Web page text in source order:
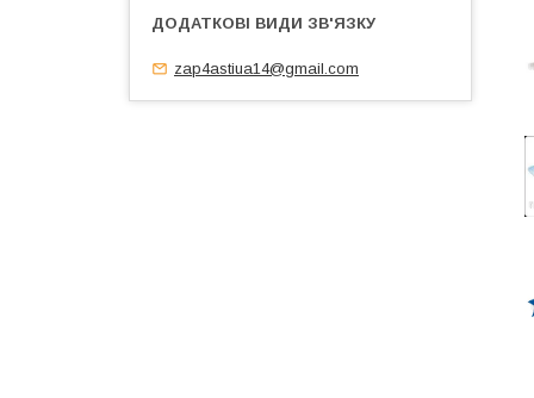
zap4astiua14@gmail.com